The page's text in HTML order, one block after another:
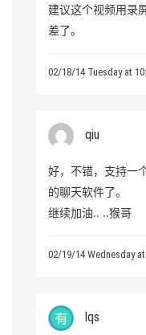
建议这个视频用录
差了。
02/18/14 Tuesday at
qiu
好，不错，支持一
的聊天软件了。
继续加油.. ..猴哥
02/19/14 Wednesday
lqs